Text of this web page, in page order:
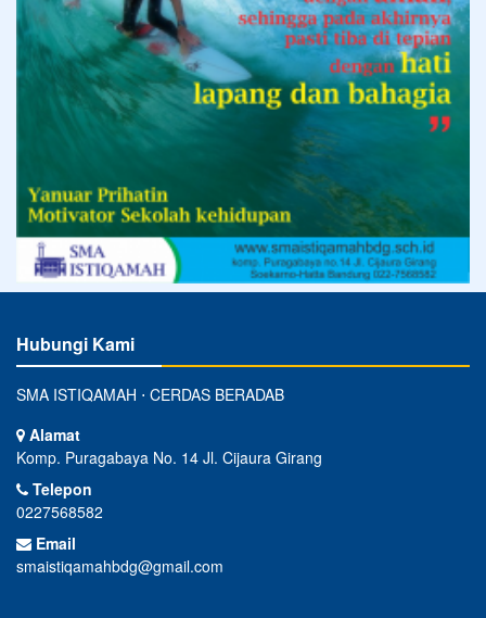
Hubungi Kami
SMA ISTIQAMAH ⋅ CERDAS BERADAB
Alamat
Komp. Puragabaya No. 14 Jl. Cijaura Girang
Telepon
0227568582
Email
smaistiqamahbdg@gmail.com